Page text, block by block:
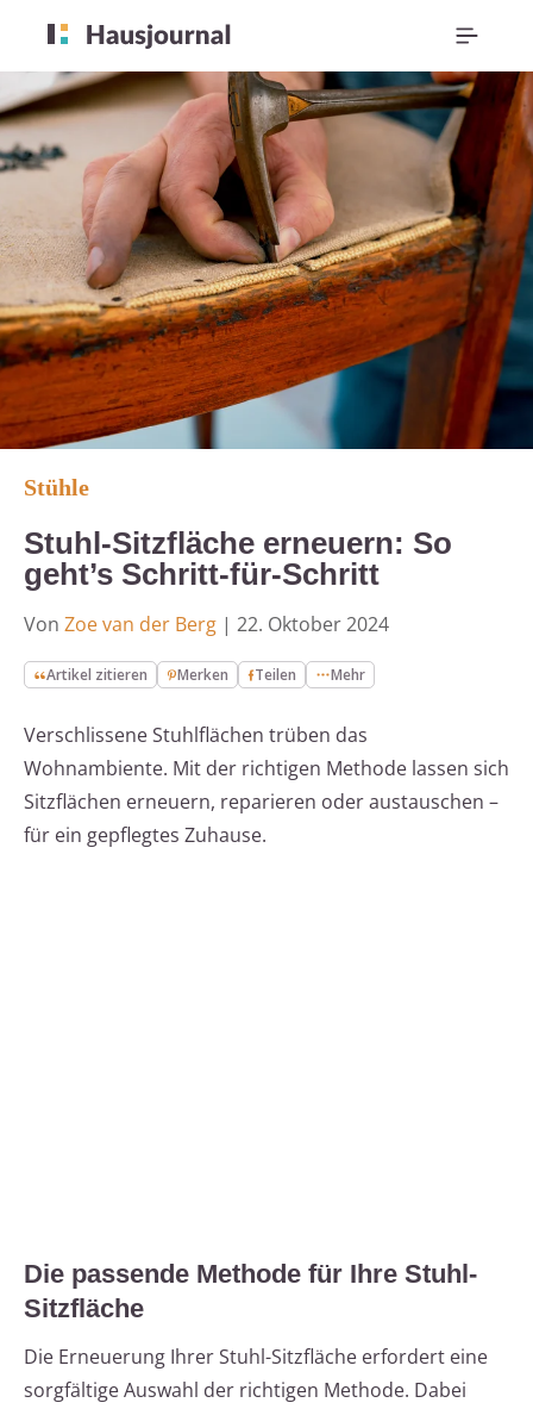
Stühle
Stuhl-Sitzfläche erneuern: So
geht’s Schritt-für-Schritt
Von Zoe van der Berg | 22. Oktober 2024
Artikel zitieren Merken Teilen Mehr
Verschlissene Stuhlflächen trüben das
Wohnambiente. Mit der richtigen Methode lassen sich
Sitzflächen erneuern, reparieren oder austauschen –
für ein gepflegtes Zuhause.
Die passende Methode für Ihre Stuhl-
Sitzfläche
Die Erneuerung Ihrer Stuhl-Sitzfläche erfordert eine
sorgfältige Auswahl der richtigen Methode. Dabei